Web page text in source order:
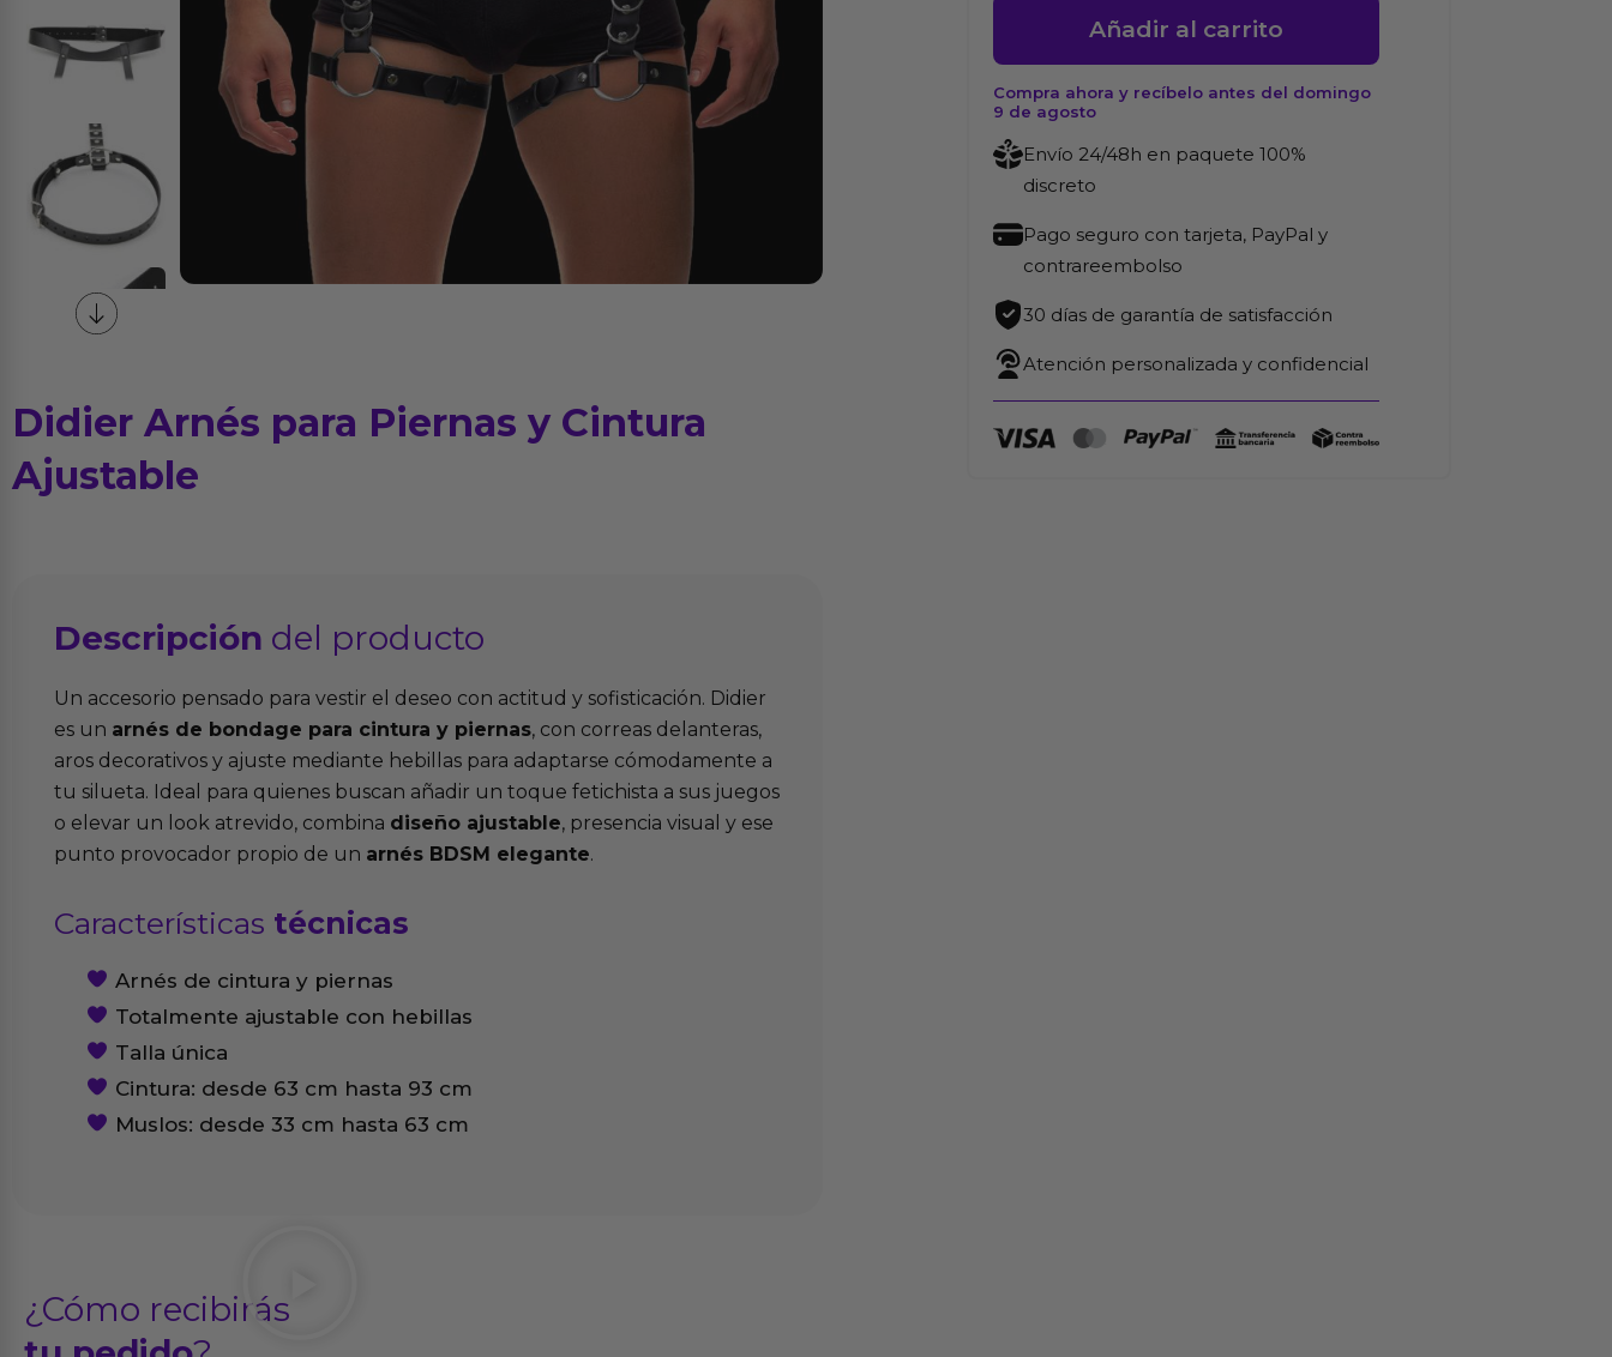
Didier Arnés para Piernas y Cintura
Ajustable
Descripción del producto
Un accesorio pensado para vestir el deseo con actitud y sofisticación. Didier
es un arnés de bondage para cintura y piernas, con correas delanteras,
aros decorativos y ajuste mediante hebillas para adaptarse cómodamente a
tu silueta. Ideal para quienes buscan añadir un toque fetichista a sus juegos
o elevar un look atrevido, combina diseño ajustable, presencia visual y ese
punto provocador propio de un arnés BDSM elegante.
Características técnicas
Arnés de cintura y piernas
Totalmente ajustable con hebillas
Talla única
Cintura: desde 63 cm hasta 93 cm
Muslos: desde 33 cm hasta 63 cm
¿Cómo recibirás
Piernas
y
Cintura
Ajustable
cantidad
Añadir al carrito
Compra ahora y recíbelo antes del domingo
9 de agosto
Envío 24/48h en paquete 100%
discreto
Pago seguro con tarjeta, PayPal y
contrareembolso
30 días de garantía de satisfacción
Atención personalizada y confidencial